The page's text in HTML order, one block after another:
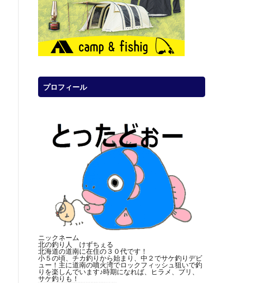
プロフィール
ニックネーム
北の釣り人 けずちぇる
北海道の道南に在住の３０代です！
小５の頃、チカ釣りから始まり、中２でサケ釣りデビ
ュー！主に道南の噴火湾でロックフィッシュ狙いで釣
りを楽しんでいます♪時期になれば、ヒラメ、ブリ、
サケ釣りも！